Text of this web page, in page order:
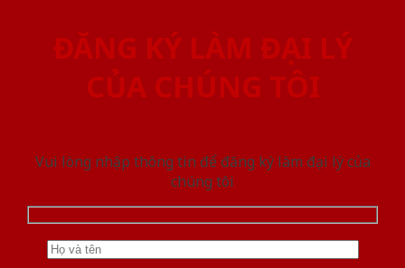
ĐĂNG KÝ LÀM ĐẠI LÝ
CỦA CHÚNG TÔI
Vui lòng nhập thông tin để đăng ký làm đại lý của
chúng tôi